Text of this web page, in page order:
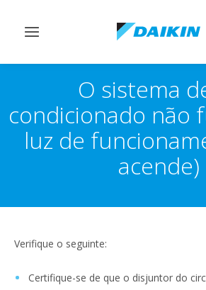
Comutar
O sistema
condicionado não
luz de
acende)
Verifique o seguinte:
Certifique-se de que o disjuntor do